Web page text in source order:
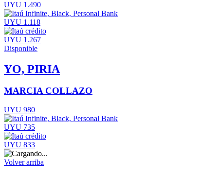
UYU 1.490
UYU 1.118
UYU 1.267
Disponible
YO, PIRIA
MARCIA COLLAZO
UYU 980
UYU 735
UYU 833
Volver arriba